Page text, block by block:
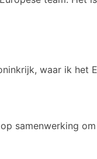
waar ik het
samenwerking